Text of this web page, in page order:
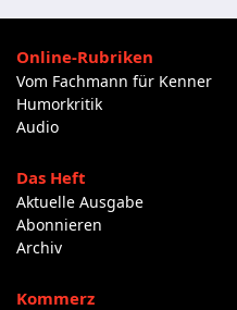
Online-Rubriken
Vom Fachmann für Kenner
Humorkritik
Audio
Das Heft
Aktuelle Ausgabe
Abonnieren
Archiv
Kommerz